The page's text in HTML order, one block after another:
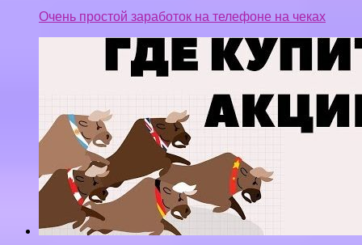
Как купить акции Заработок на фондовом рынке